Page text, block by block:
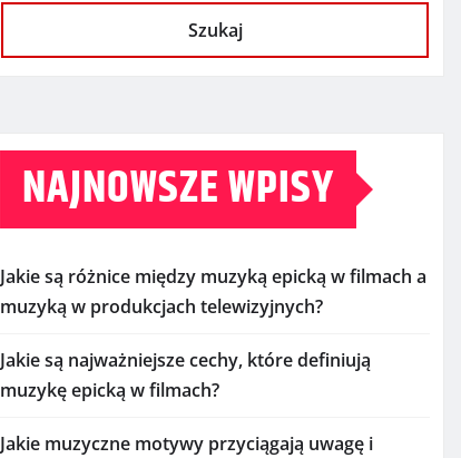
Szukaj
NAJNOWSZE WPISY
Jakie są różnice między muzyką epicką w filmach a
muzyką w produkcjach telewizyjnych?
Jakie są najważniejsze cechy, które definiują
muzykę epicką w filmach?
Jakie muzyczne motywy przyciągają uwagę i